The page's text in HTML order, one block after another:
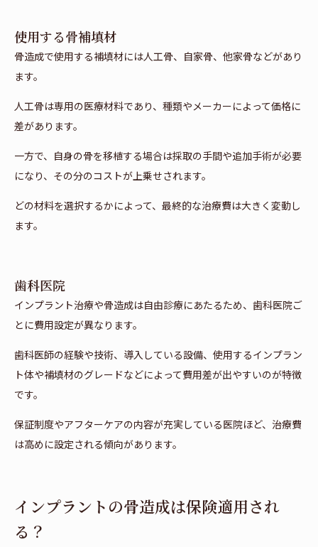
使用する骨補填材
骨造成で使用する補填材には人工骨、自家骨、他家骨などがあり
ます。
人工骨は専用の医療材料であり、種類やメーカーによって価格に
差があります。
一方で、自身の骨を移植する場合は採取の手間や追加手術が必要
になり、その分のコストが上乗せされます。
どの材料を選択するかによって、最終的な治療費は大きく変動し
ます。
歯科医院
インプラント治療や骨造成は自由診療にあたるため、歯科医院ご
とに費用設定が異なります。
歯科医師の経験や技術、導入している設備、使用するインプラン
ト体や補填材のグレードなどによって費用差が出やすいのが特徴
です。
保証制度やアフターケアの内容が充実している医院ほど、治療費
は高めに設定される傾向があります。
インプラントの骨造成は保険適用され
る？